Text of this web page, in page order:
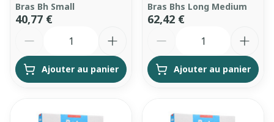
Bras Bh Small
40,77 €
Ajouter au panier
Bras Bhs Long Medium
62,42 €
Ajouter au panier